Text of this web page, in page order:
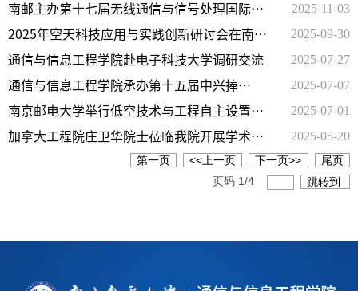
大会暨学术研讨会召开
南邮主办第十七届无线通信与信号处理国际会
议
2025-11-03
2025年空天科技应用与实践创新研讨会在南京
邮电大学成功举办
2025-09-30
通信与信息工程学院赴电子科技大学调研交流 2025-07-27
通信与信息工程学院承办第十五届中兴捧
月“星匠师”巧匠精英挑战赛决赛
2025-07-07
南京邮电大学举行低空技术与工程自主设置交
叉学科研讨会
2025-07-01
加拿大工程院庄卫华院士莅临我院开展学术交
2025-05-20
第一页 <<上一页 下一页>>
尾页
页码 1/4 跳转到